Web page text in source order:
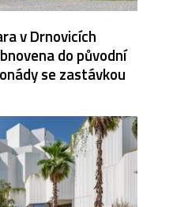
v Drnovicích
do původní
se zastávkou